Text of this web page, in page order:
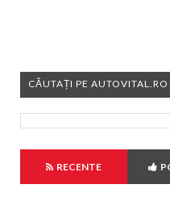
CĂUTAȚI PE AUTOVITAL.RO
RECENTE